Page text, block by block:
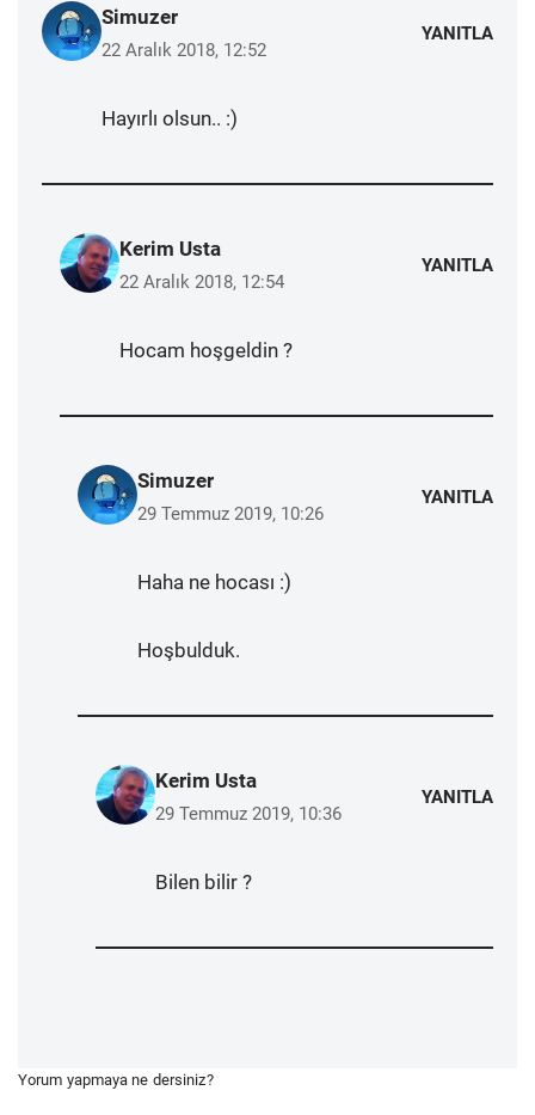
Simuzer
22 Aralık 2018, 12:52
YANITLA
Hayırlı olsun.. :)
Kerim Usta
22 Aralık 2018, 12:54
YANITLA
Hocam hoşgeldin ?
Simuzer
29 Temmuz 2019, 10:26
YANITLA
Haha ne hocası :)
Hoşbulduk.
Kerim Usta
29 Temmuz 2019, 10:36
YANITLA
Bilen bilir ?
Yorum yapmaya ne dersiniz?